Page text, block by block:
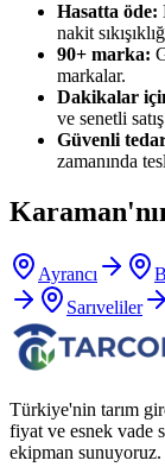
Hasatta öde:
nakit
90+ marka:
markalar.
Dakikalar
ve senetli
Güvenli
zamanında
Karaman
Ayrancı
Sarıveliler
Türkiye'nin tarım
fiyat ve esnek vade
ekipman sunuyoruz.